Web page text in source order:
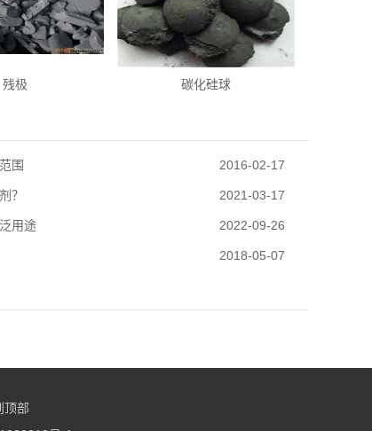
残极 碳化硅球
围 2016-02-17
？ 2021-03-17
用途 2022-09-26
2018-05-07
顶部